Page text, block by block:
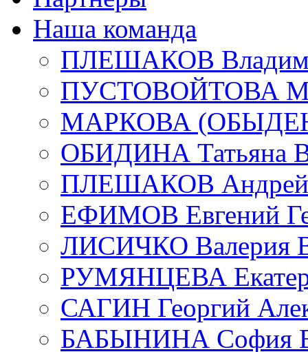
Наша команда
ПЛЕШАКОВ
ПУСТОВОЙТОВА
МАРКОВА
ОБИДИНА Татьяна
ПЛЕШАКОВ Андрей
ЕФИМОВ Евгений
ЛИСИЧКО Валерия
РУМЯНЦЕВА
САГИН Георгий
БАБЫНИНА София